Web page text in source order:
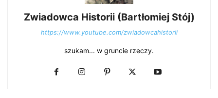
Zwiadowca Historii (Bartłomiej Stój)
https://www.youtube.com/zwiadowcahistorii
szukam... w gruncie rzeczy.